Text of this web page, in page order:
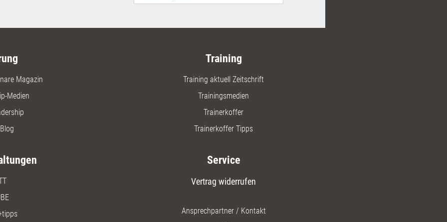
zwischen Mitarbeitenden oder Highlevel-
Magazin
Medien
Training
Training aktuell Zeitschrift
Trainingsmedien
Trainerkoffer
Trainerkoffer Tipps
Service
Vertrag widerrufen
Ansprechpartner / Kontakt